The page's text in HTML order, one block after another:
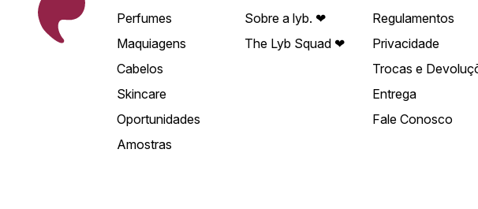
Perfumes
Maquiagens
Cabelos
Skincare
Oportunidades
Amostras
Sobre a lyb. ❤
The Lyb Squad ❤
Regulamentos
Privacidade
Trocas e
Entrega
Fale Conosco